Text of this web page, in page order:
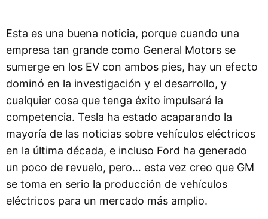
Esta es una buena noticia, porque cuando una
empresa tan grande como General Motors se
sumerge en los EV con ambos pies, hay un efecto
dominó en la investigación y el desarrollo, y
cualquier cosa que tenga éxito impulsará la
competencia. Tesla ha estado acaparando la
mayoría de las noticias sobre vehículos eléctricos
en la última década, e incluso Ford ha generado
un poco de revuelo, pero… esta vez creo que GM
se toma en serio la producción de vehículos
eléctricos para un mercado más amplio.